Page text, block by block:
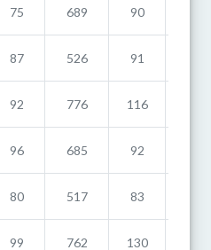
75 689 90
87 526 91
92 776 116
96 685 92
80 517 83
99 762 130